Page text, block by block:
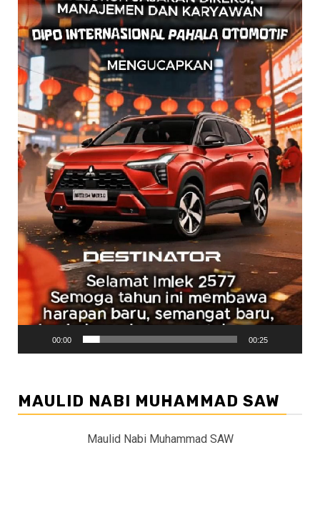
00:00 00:25
MAULID NABI MUHAMMAD SAW
Maulid Nabi Muhammad SAW